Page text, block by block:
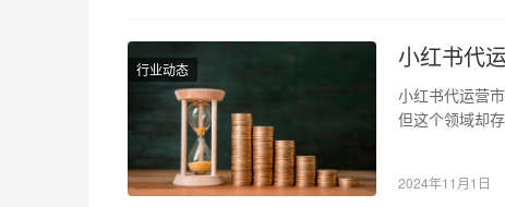
行业动态 小红书代
小红书代运营
但这个领域却
2024年11月1日